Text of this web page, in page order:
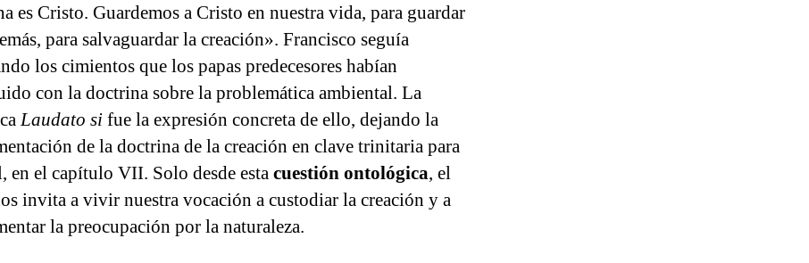
es Cristo. Guardemos a Cristo en nuestra vida, para guardar
para salvaguardar la creación». Francisco seguía
los cimientos que los papas predecesores habían
con la doctrina sobre la problemática ambiental. La
Laudato sifue la expresión concreta de ello, dejando la
de la doctrina de la creación en clave trinitaria para
en el capítulo VII. Solo desde estacuestión ontológica, el
invita a vivir nuestra vocación a custodiar la creación y a
la preocupación por la naturaleza.